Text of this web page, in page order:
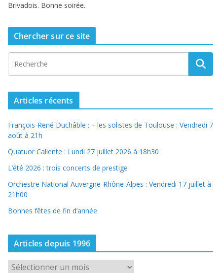
Brivadois. Bonne soirée.
Chercher sur ce site
Articles récents
François-René Duchâble : – les solistes de Toulouse : Vendredi 7
août à 21h
Quatuor Caliente : Lundi 27 juillet 2026 à 18h30
L’été 2026 : trois concerts de prestige
Orchestre National Auvergne-Rhône-Alpes : Vendredi 17 juillet à
21h00
Bonnes fêtes de fin d’année
Articles depuis 1996